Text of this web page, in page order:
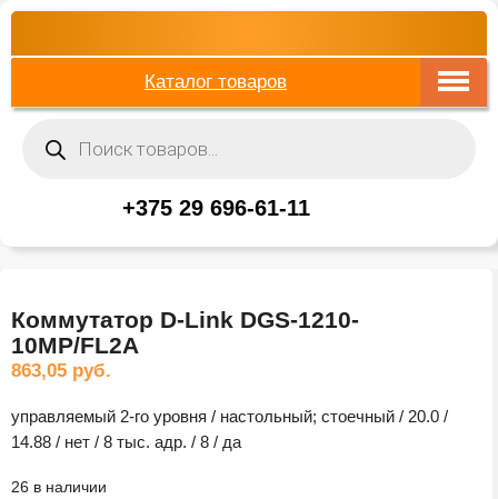
Каталог товаров
товаров
+375 29 696-61-11
Коммутатор D-Link DGS-1210-
10MP/FL2A
863,05 руб.
управляемый 2-го уровня / настольный; стоечный / 20.0 /
14.88 / нет / 8 тыс. адр. / 8 / да
26 в наличии